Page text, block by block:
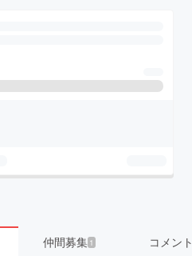
仲間募集 1 コメント